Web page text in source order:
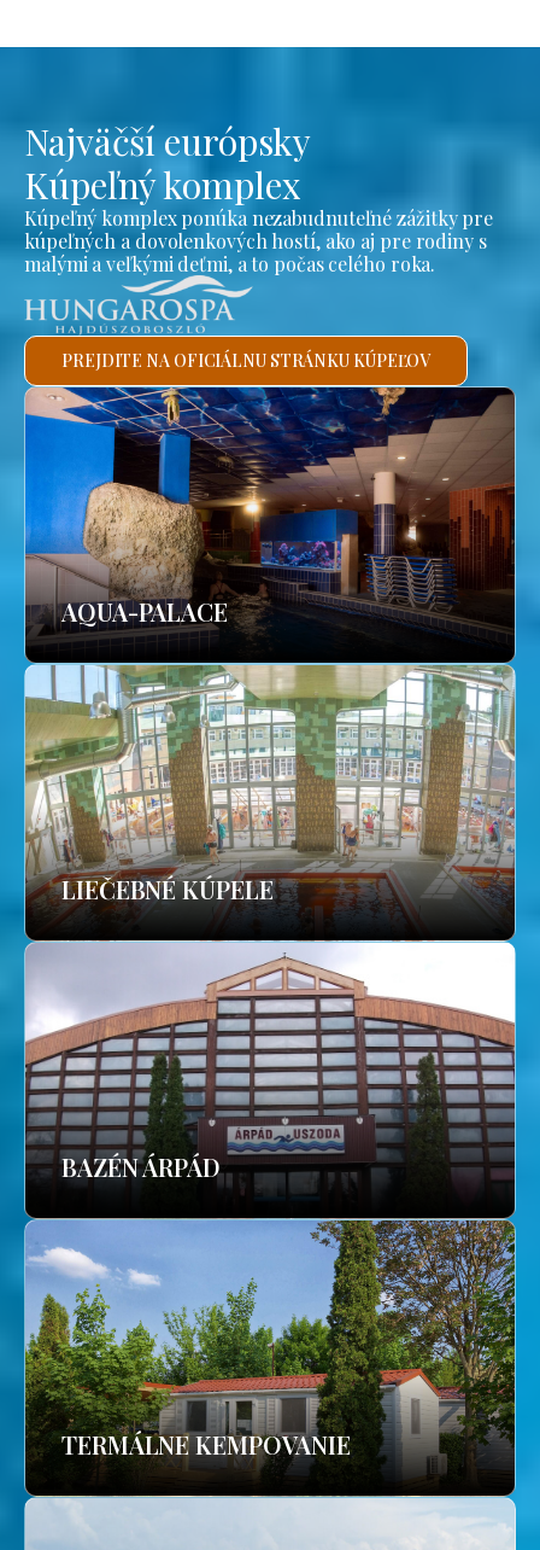
Najväčší európsky
Kúpeľný komplex
Kúpeľný komplex ponúka nezabudnuteľné zážitky pre
kúpeľných a dovolenkových hostí, ako aj pre rodiny s
malými a veľkými deťmi, a to počas celého roka.
PREJDITE NA OFICIÁLNU STRÁNKU KÚPEĽOV
AQUA-PALACE
LIEČEBNÉ KÚPELE
BAZÉN ÁRPÁD
TERMÁLNE KEMPOVANIE